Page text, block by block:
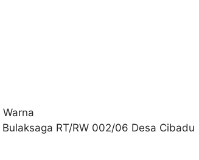
RT/RW 002/06 Desa Cibadu